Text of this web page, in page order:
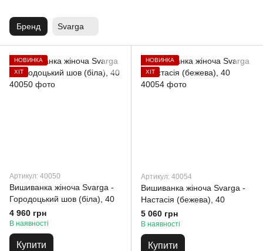
Бренд Svarga
НОВИНКА
ХІТ
Артикул: 40050
Вишиванка жіноча Svarga -
Городоцький шов (біла), 40
4 960 грн
В наявності
Купити
НОВИНКА
ХІТ
Артикул: 40054
Вишиванка жіноча Svarga -
Настасія (бежева), 40
5 060 грн
В наявності
Купити